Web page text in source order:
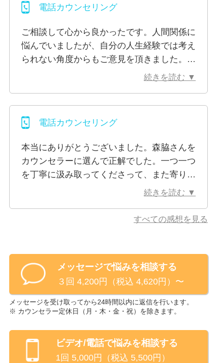
ングもご検討いただけますと幸いです。
電話カウンセリング
ご相談して心から良かったです。人間関係に
悩んでいましたが、自分の人生経験では考え
られない角度からもご意見を頂きました。校
長先生でもいらしたとのことで、本当に多く
とうございました。
続きを読む ▼
電話カウンセリング
本当にありがとうございました。森脇さんを
カウンセラーに選んで正解でした。一つ一つ
を丁寧に汲み取ってくださって、また寄り添
い方もプロだなぁと思いました。ネットで調
れた背中を押す言葉ではなく、私個人に適し
折角こうした機会をいただけたので、相談し
た内容やアドバイスを元に少し前を向く勇気
を待とうと思います。
重ねてになりますが、本当にありがとうござ
いました。
続きを読む ▼
すべての感想を見る
メッセージで悩みを相談する
３回 4,200円（税込 4,620円）〜
メッセージを受け取ってから24時間以内に返信を行います。
※ カウンセラー定休日（ 月・木・金・祝）を除きます。
ビデオ/電話で悩みを相談する
1回 5,000円（税込 5,500円）